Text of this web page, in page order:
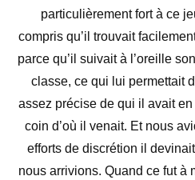
particulièrement fort à ce
compris qu’il trouvait
parce qu’il suivait à l’oreille
classe, ce qui lui permettait
assez précise de qui il avait
coin d’où il venait. Et nous
efforts de discrétion il
nous arrivions. Quand ce fut à